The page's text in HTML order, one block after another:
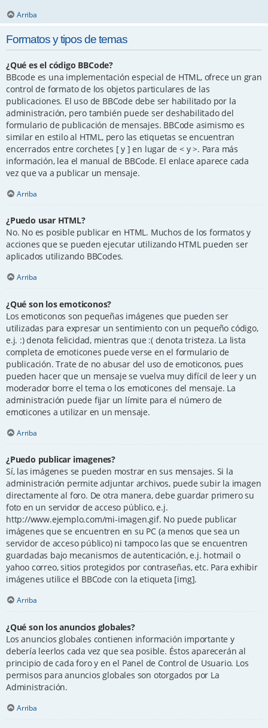
Arriba
Formatos y tipos de temas
¿Qué es el código BBCode?
BBcode es una implementación especial de HTML, ofrece un gran
control de formato de los objetos particulares de las
publicaciones. El uso de BBCode debe ser habilitado por la
administración, pero también puede ser deshabilitado del
formulario de publicación de mensajes. BBCode asimismo es
similar en estilo al HTML, pero las etiquetas se encuentran
encerrados entre corchetes [ y ] en lugar de < y >. Para más
información, lea el manual de BBCode. El enlace aparece cada
vez que va a publicar un mensaje.
Arriba
¿Puedo usar HTML?
No. No es posible publicar en HTML. Muchos de los formatos y
acciones que se pueden ejecutar utilizando HTML pueden ser
aplicados utilizando BBCodes.
Arriba
¿Qué son los emoticonos?
Los emoticonos son pequeñas imágenes que pueden ser
utilizadas para expresar un sentimiento con un pequeño código,
e.j. :) denota felicidad, mientras que :( denota tristeza. La lista
completa de emoticones puede verse en el formulario de
publicación. Trate de no abusar del uso de emoticonos, pues
pueden hacer que un mensaje se vuelva muy difícil de leer y un
moderador borre el tema o los emoticones del mensaje. La
administración puede fijar un límite para el número de
emoticones a utilizar en un mensaje.
Arriba
¿Puedo publicar imagenes?
Sí, las imágenes se pueden mostrar en sus mensajes. Si la
administración permite adjuntar archivos, puede subir la imagen
directamente al foro. De otra manera, debe guardar primero su
foto en un servidor de acceso público, e.j.
http://www.ejemplo.com/mi-imagen.gif. No puede publicar
imágenes que se encuentren en su PC (a menos que sea un
servidor de acceso público) ni tampoco las que se encuentren
guardadas bajo mecanismos de autenticación, e.j. hotmail o
yahoo correo, sitios protegidos por contraseñas, etc. Para exhibir
imágenes utilice el BBCode con la etiqueta [img].
Arriba
¿Qué son los anuncios globales?
Los anuncios globales contienen información importante y
debería leerlos cada vez que sea posible. Éstos aparecerán al
principio de cada foro y en el Panel de Control de Usuario. Los
permisos para anuncios globales son otorgados por La
Administración.
Arriba